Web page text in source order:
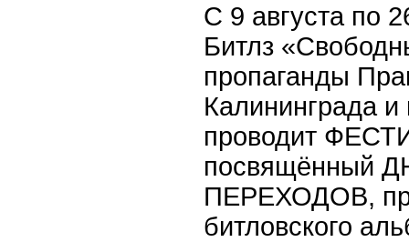
С 9 августа по
Битлз
пропаганды
Калининграда
проводит
ПЕРЕХОДОВ,
битловского